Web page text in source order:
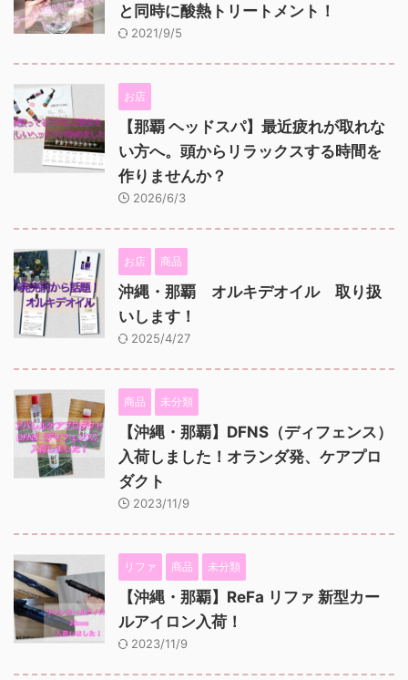
と同時に酸熱トリートメント！
2021/9/5
お店
【那覇 ヘッドスパ】最近疲れが取れな
い方へ。頭からリラックスする時間を
作りませんか？
2026/6/3
お店 商品
沖縄・那覇 オルキデオイル 取り扱
いします！
2025/4/27
商品 未分類
【沖縄・那覇】DFNS（ディフェンス）
入荷しました！オランダ発、ケアプロ
ダクト
2023/11/9
リファ 商品 未分類
【沖縄・那覇】ReFa リファ 新型カー
ルアイロン入荷！
2023/11/9